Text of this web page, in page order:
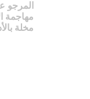
المرجو
مهاجمة
مخلة